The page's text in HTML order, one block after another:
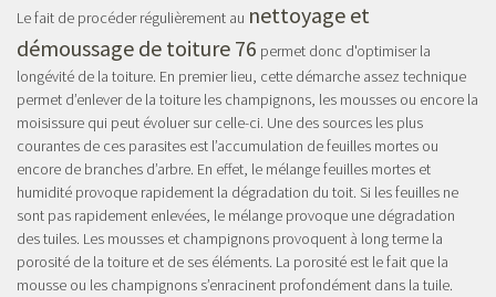
Le fait de procéder régulièrement au nettoyage et
démoussage de toiture 76 permet donc d'optimiser la
longévité de la toiture. En premier lieu, cette démarche assez technique
permet d’enlever de la toiture les champignons, les mousses ou encore la
moisissure qui peut évoluer sur celle-ci. Une des sources les plus
courantes de ces parasites est l’accumulation de feuilles mortes ou
encore de branches d’arbre. En effet, le mélange feuilles mortes et
humidité provoque rapidement la dégradation du toit. Si les feuilles ne
sont pas rapidement enlevées, le mélange provoque une dégradation
des tuiles. Les mousses et champignons provoquent à long terme la
porosité de la toiture et de ses éléments. La porosité est le fait que la
mousse ou les champignons s’enracinent profondément dans la tuile.